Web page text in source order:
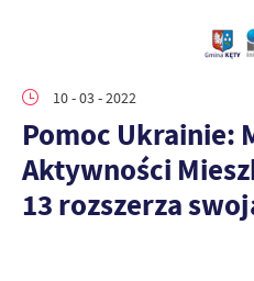
10 - 03 - 2022
Pomoc Ukrainie:
Aktywności
13 rozszerza